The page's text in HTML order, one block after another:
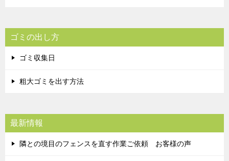
ゴミの出し方
ゴミ収集日
粗大ゴミを出す方法
最新情報
隣との境目のフェンスを直す作業ご依頼 お客様の声